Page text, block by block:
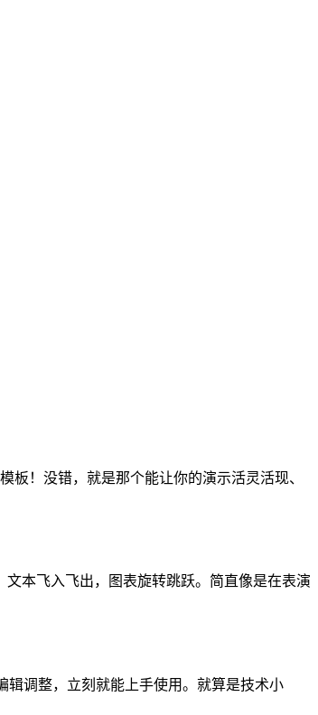
！没错，就是那个能让你的演示活灵活现、
本飞入飞出，图表旋转跳跃。简直像是在表演
辑调整，立刻就能上手使用。就算是技术小